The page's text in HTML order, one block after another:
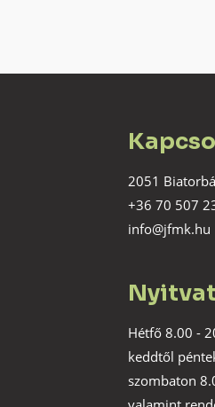
2051
+36 70 507
info@jfmk.hu
Hétfő 8.00 -
keddtől
szombaton